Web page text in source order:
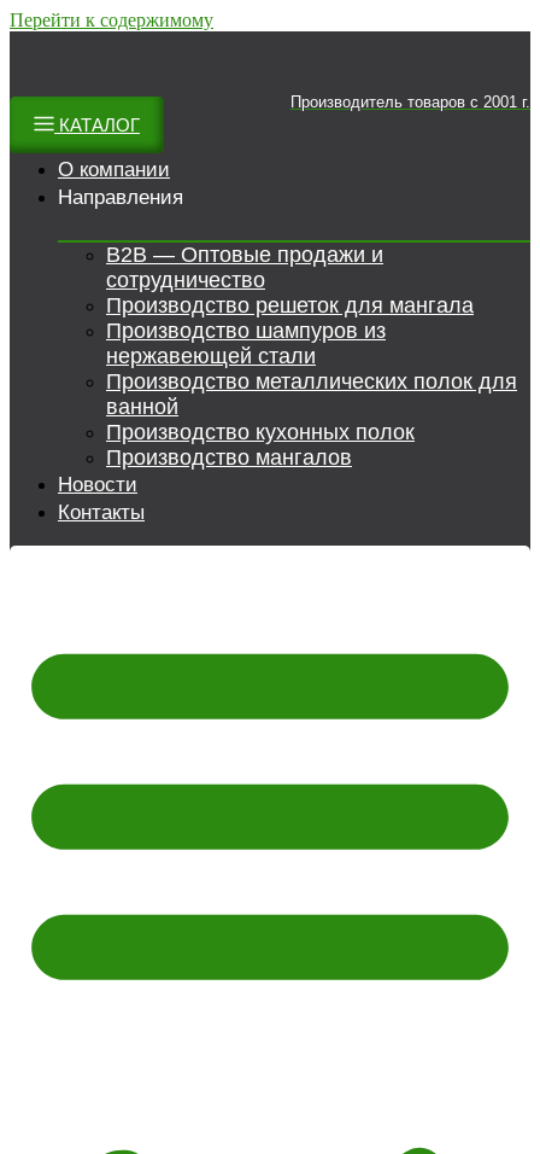
Перейти к содержимому
Производитель товаров c 2001 г.
КАТАЛОГ
О компании
Направления
B2B — Оптовые продажи и
сотрудничество
Производство решеток для мангала
Производство шампуров из
нержавеющей стали
Производство металлических полок для
ванной
Производство кухонных полок
Производство мангалов
Новости
Контакты